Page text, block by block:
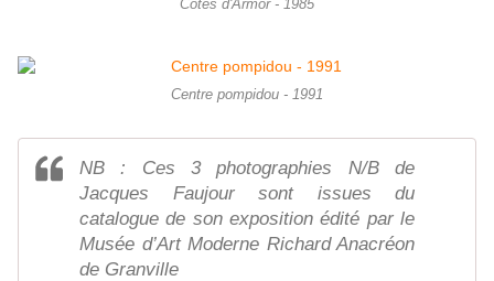
Côtes d'Armor - 1985
Centre pompidou - 1991
NB : Ces 3 photographies N/B de
Jacques Faujour sont issues du
catalogue de son exposition édité par le
Musée d’Art Moderne Richard Anacréon
de Granville